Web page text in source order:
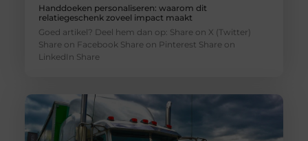
Handdoeken personaliseren: waarom dit
relatiegeschenk zoveel impact maakt
Goed artikel? Deel hem dan op: Share on X (Twitter)
Share on Facebook Share on Pinterest Share on
LinkedIn Share